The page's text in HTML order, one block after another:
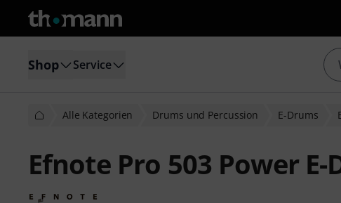
Shop Service
Alle Kategorien Drums und Percussion E-Drums
Efnote Pro 503 Power E-